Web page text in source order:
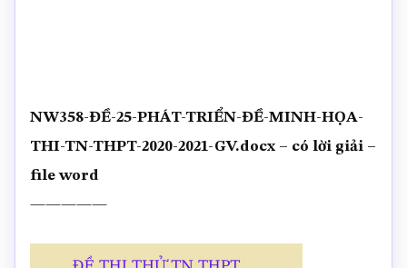
NW358-ĐỀ-25-PHÁT-TRIỂN-ĐỀ-MINH-HỌA-
THI-TN-THPT-2020-2021-GV.docx – có lời giải –
file word
—————